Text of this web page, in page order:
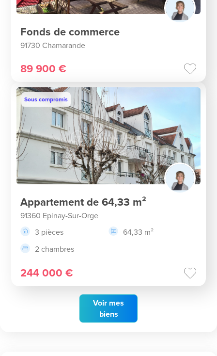
Voir mes
biens
Fonds de commerce
91730 Chamarande
89 900 €
Sous compromis
Appartement de 64,33 m²
91360 Epinay-Sur-Orge
3 pièces
64,33 m²
2 chambres
244 000 €